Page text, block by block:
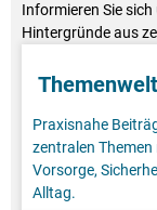
Informieren Sie
Hintergründe aus
Themenwelt
Praxisnahe
zentralen
Vorsorge,
Alltag.